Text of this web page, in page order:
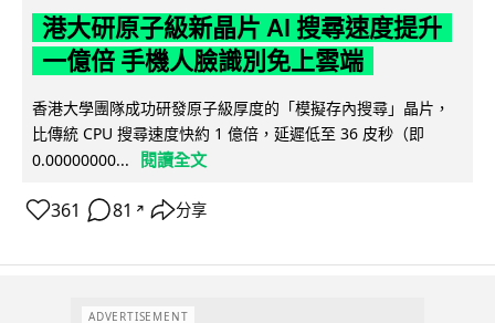
港大研原子級新晶片 AI 搜尋速度提升
一億倍 手機人臉識別免上雲端
香港大學團隊成功研發原子級厚度的「模擬存內搜尋」晶片，
比傳統 CPU 搜尋速度快約 1 億倍，延遲低至 36 皮秒（即
0.00000000...
閱讀全文
361 81 ↗ 分享
ADVERTISEMENT